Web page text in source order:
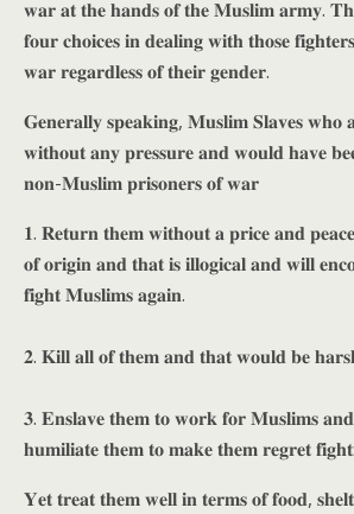
𝐰𝐚𝐫 𝐚𝐭 𝐭𝐡𝐞 𝐡𝐚𝐧𝐝𝐬 𝐨𝐟 𝐭𝐡𝐞 𝐌𝐮𝐬𝐥𝐢𝐦 𝐚𝐫𝐦𝐲.
𝐟𝐨𝐮𝐫 𝐜𝐡𝐨𝐢𝐜𝐞𝐬 𝐢𝐧 𝐝𝐞𝐚𝐥𝐢𝐧𝐠 𝐰𝐢𝐭𝐡 𝐭𝐡𝐨𝐬𝐞
𝐰𝐚𝐫 𝐫𝐞𝐠𝐚𝐫𝐝𝐥𝐞𝐬𝐬 𝐨𝐟 𝐭𝐡𝐞𝐢𝐫 𝐠𝐞𝐧𝐝𝐞𝐫.
𝐆𝐞𝐧𝐞𝐫𝐚𝐥𝐥𝐲 𝐬𝐩𝐞𝐚𝐤𝐢𝐧𝐠, 𝐌𝐮𝐬𝐥𝐢𝐦 𝐒𝐥𝐚𝐯𝐞𝐬 𝐰𝐡𝐨
𝐰𝐢𝐭𝐡𝐨𝐮𝐭 𝐚𝐧𝐲 𝐩𝐫𝐞𝐬𝐬𝐮𝐫𝐞 𝐚𝐧𝐝 𝐰𝐨𝐮𝐥𝐝 𝐡𝐚𝐯𝐞
𝐧𝐨𝐧-𝐌𝐮𝐬𝐥𝐢𝐦 𝐩𝐫𝐢𝐬𝐨𝐧𝐞𝐫𝐬 𝐨𝐟 𝐰𝐚𝐫
𝟏. 𝐑𝐞𝐭𝐮𝐫𝐧 𝐭𝐡𝐞𝐦 𝐰𝐢𝐭𝐡𝐨𝐮𝐭 𝐚 𝐩𝐫𝐢𝐜𝐞 𝐚𝐧𝐝
𝐨𝐟 𝐨𝐫𝐢𝐠𝐢𝐧 𝐚𝐧𝐝 𝐭𝐡𝐚𝐭 𝐢𝐬 𝐢𝐥𝐥𝐨𝐠𝐢𝐜𝐚𝐥 𝐚𝐧𝐝 𝐰𝐢𝐥𝐥
𝐟𝐢𝐠𝐡𝐭 𝐌𝐮𝐬𝐥𝐢𝐦𝐬 𝐚𝐠𝐚𝐢𝐧.
𝟐. 𝐊𝐢𝐥𝐥 𝐚𝐥𝐥 𝐨𝐟 𝐭𝐡𝐞𝐦 𝐚𝐧𝐝 𝐭𝐡𝐚𝐭 𝐰𝐨𝐮𝐥𝐝 𝐛𝐞
𝟑. 𝐄𝐧𝐬𝐥𝐚𝐯𝐞 𝐭𝐡𝐞𝐦 𝐭𝐨 𝐰𝐨𝐫𝐤 𝐟𝐨𝐫 𝐌𝐮𝐬𝐥𝐢𝐦𝐬 𝐚𝐧𝐝
𝐡𝐮𝐦𝐢𝐥𝐢𝐚𝐭𝐞 𝐭𝐡𝐞𝐦 𝐭𝐨 𝐦𝐚𝐤𝐞 𝐭𝐡𝐞𝐦 𝐫𝐞𝐠𝐫𝐞𝐭
𝐘𝐞𝐭 𝐭𝐫𝐞𝐚𝐭 𝐭𝐡𝐞𝐦 𝐰𝐞𝐥𝐥 𝐢𝐧 𝐭𝐞𝐫𝐦𝐬 𝐨𝐟 𝐟𝐨𝐨𝐝,